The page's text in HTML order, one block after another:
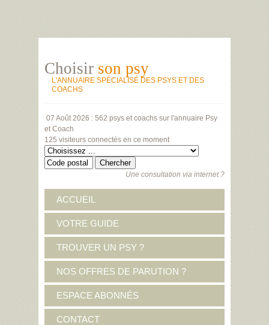
Choisir son psy
L'ANNUAIRE SPÉCIALISÉ DES PSYS ET DES
COACHS
07 Août 2026 : 562 psys et coachs sur l'annuaire Psy
et Coach
125 visiteurs connectés en ce moment
Une consultation via internet ?
ACCUEIL
VOTRE GUIDE
TROUVER UN PSY ?
NOS OFFRES DE PARUTION ?
ESPACE ABONNÉS
CONTACT